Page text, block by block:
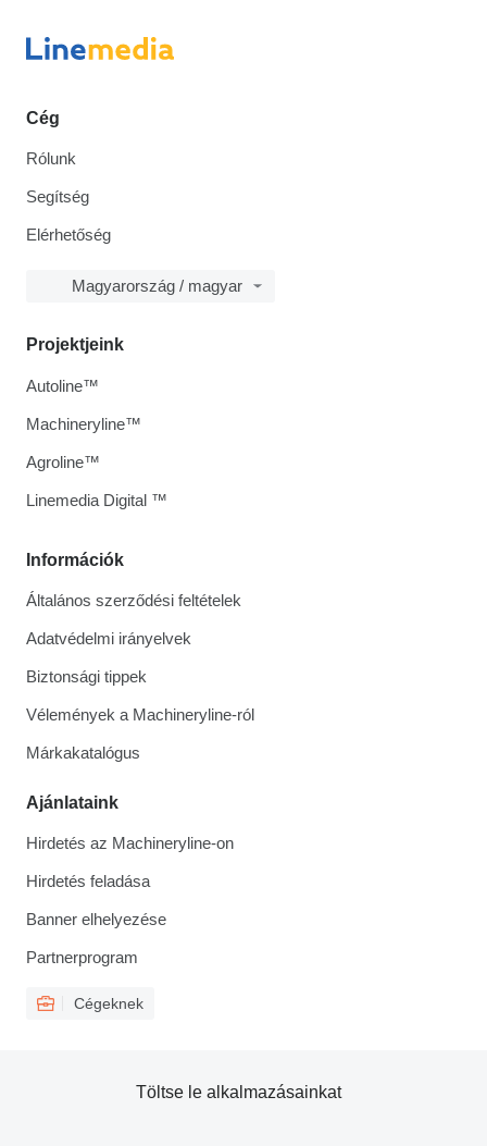
Cég
Rólunk
Segítség
Elérhetőség
Magyarország / magyar
Információk
Általános szerződési feltételek
Adatvédelmi irányelvek
Biztonsági tippek
Vélemények a Machineryline-ról
Márkakatalógus
Ajánlataink
Hirdetés az Machineryline-on
Hirdetés feladása
Banner elhelyezése
Partnerprogram
Cégeknek
Projektjeink
Autoline™
Machineryline™
Agroline™
Linemedia Digital ™
Töltse le alkalmazásainkat